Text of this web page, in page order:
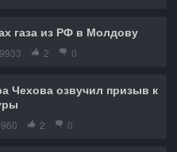
газа из РФ в Молдову
2 0
Чехова озвучил призыв к
2 0